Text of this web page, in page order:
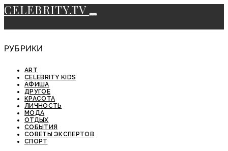
CELEBRITY.TV
РУБРИКИ
ART
CELEBRITY KIDS
АФИША
ДРУГОЕ
КРАСОТА
ЛИЧНОСТЬ
МОДА
ОТДЫХ
СОБЫТИЯ
СОВЕТЫ ЭКСПЕРТОВ
СПОРТ